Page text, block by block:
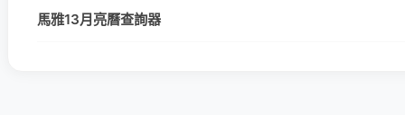
馬雅13月亮曆查詢器